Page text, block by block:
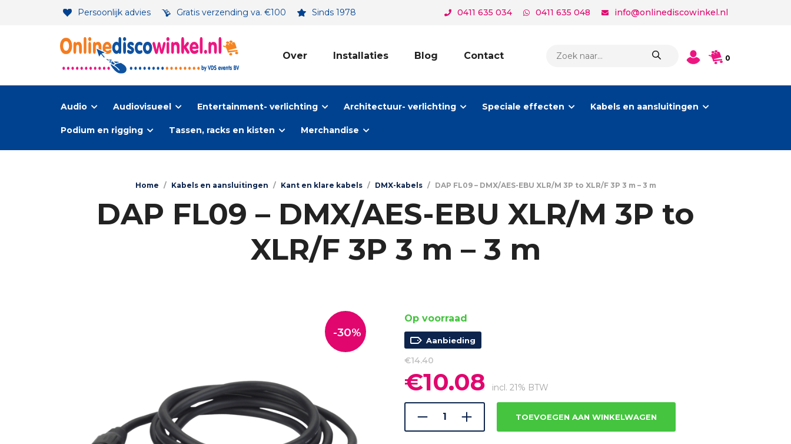
Persoonlijk advies Gratis verzending va. €100 Sinds 1978 0411 635 034 0411 635 048 info@onlinediscowinkel.nl
Over Installaties Blog Contact
ZOEKEN
0
Audio Audiovisueel Entertainment- verlichting Architectuur- verlichting Speciale effecten Kabels en aansluitingen
Podium en rigging Tassen, racks en kisten Merchandise
Home / Kabels en aansluitingen / Kant en klare kabels / DMX-kabels / DAP FL09 – DMX/AES-EBU XLR/M 3P to XLR/F 3P 3 m – 3 m
DAP FL09 – DMX/AES-EBU XLR/M 3P to
XLR/F 3P 3 m – 3 m
-30%
Op voorraad
Aanbieding
€14.40
Oorspronkelijke
prijs
was:
€14.40.
€10.08 prijs
is:
€10.08.
incl. 21% BTW
TOEVOEGEN AAN WINKELWAGEN